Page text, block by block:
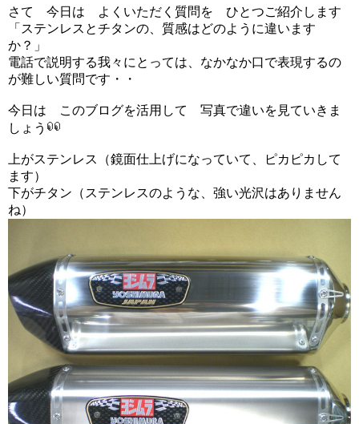
さて 今日は よくいただく質問を ひとつご紹介します
「ステンレスとチタンの、質感はどのように違います
か？」
電話で説明する我々にとっては、なかなか口で表現するの
が難しい質問です・・
今日は このブログを活用して 写真で違いを見ていきま
しょう
上がステンレス（鏡面仕上げになっていて、ピカピカして
ます）
下がチタン（ステンレスのような、強い光沢はありません
ね）